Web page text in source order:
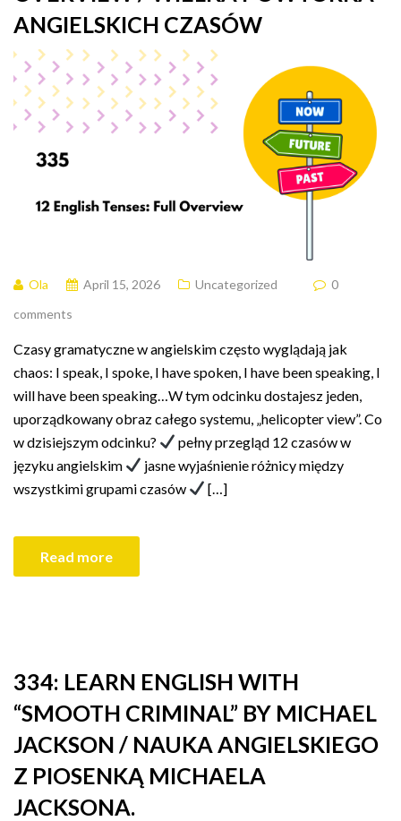
ANGIELSKICH CZASÓW
Ola April 15, 2026 Uncategorized
0
comments
Czasy gramatyczne w angielskim często wyglądają jak
chaos: I speak, I spoke, I have spoken, I have been speaking, I
will have been speaking…W tym odcinku dostajesz jeden,
uporządkowany obraz całego systemu, „helicopter view”. Co
w dzisiejszym odcinku?
pełny przegląd 12 czasów w
języku angielskim
jasne wyjaśnienie różnicy między
wszystkimi grupami czasów
[…]
Read more
334: LEARN ENGLISH WITH
“SMOOTH CRIMINAL” BY MICHAEL
JACKSON / NAUKA ANGIELSKIEGO
Z PIOSENKĄ MICHAELA
JACKSONA.